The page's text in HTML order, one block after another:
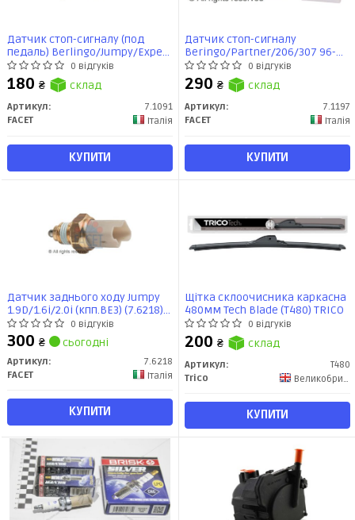
Датчик стоп-сигналу (под
педаль) Berlingo/Jumpy/Expert
/307 96- (7.1091) Facet
0 відгуків
180 ₴ склад
Артикул:
7.1091
FACET
Італія
КУПИТИ
Датчик стоп-сигналу
Beringo/Partner/206/307 96-
(7.1197) Facet0 відгуків
290 ₴ склад
Артикул:
7.1197
FACET
Італія
КУПИТИ
Датчик заднього ходу Jumpy
1.9D/1.6i/2.0i (кпп.BE3) (7.6218)
Facet
0 відгуків
300 ₴ сьогодні
Артикул:
7.6218
FACET
Італія
КУПИТИ
Щітка склоочисника каркасна
480мм Tech Blade (T480) TRICO
0 відгуків
200 ₴ склад
Артикул:
T480
Trico
Великобритания
КУПИТИ